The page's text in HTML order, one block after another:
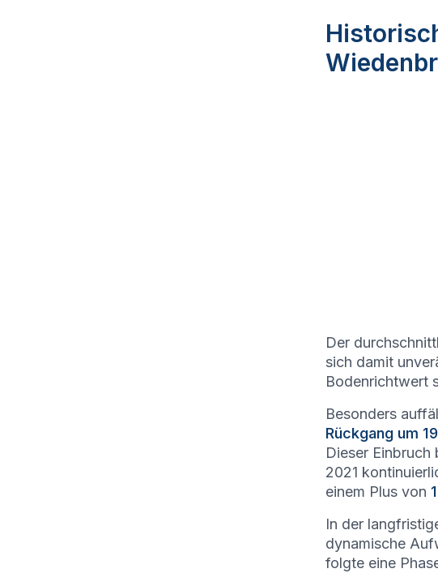
Der
sich damit
Bodenrichtwert
Besonders
Rückgang um
Dieser Einbruch
2021
einem Plus von
In der
dynamische
folgte eine